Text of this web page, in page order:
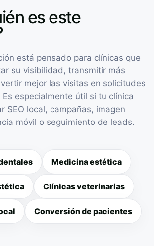
es este
está pensado para clínicas que
su visibilidad, transmitir más
mejor las visitas en solicitudes
especialmente útil si tu clínica
SEO local, campañas, imagen
móvil o seguimiento de leads.
Medicina estética
Clínicas veterinarias
Conversión de pacientes